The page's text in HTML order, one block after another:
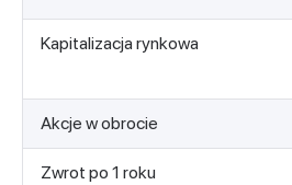
Kapitalizacja rynkowa
Akcje w obrocie
Zwrot po 1 roku